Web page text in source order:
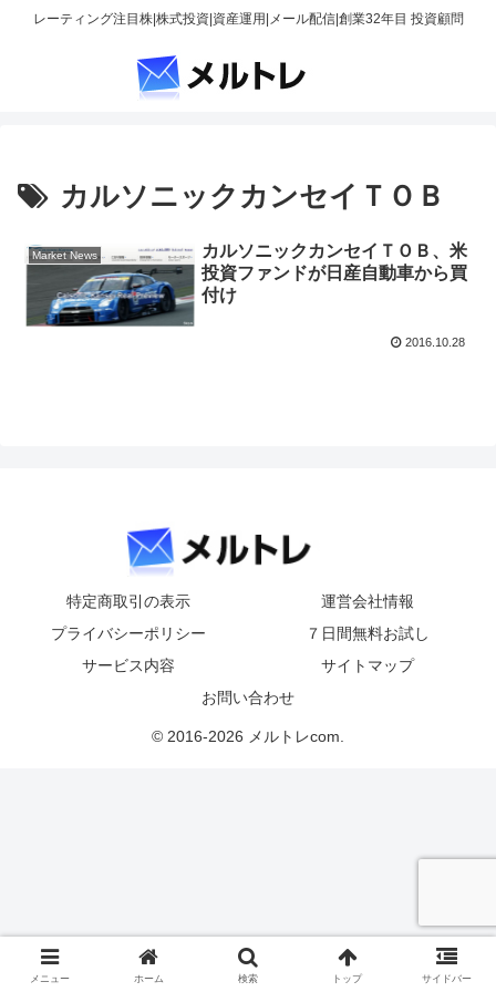
レーティング注目株|株式投資|資産運用|メール配信|創業32年目 投資顧問
カルソニックカンセイＴＯＢ
Market News
カルソニックカンセイＴＯＢ、米
投資ファンドが日産自動車から買
付け
2016.10.28
特定商取引の表示
運営会社情報
プライバシーポリシー
７日間無料お試し
サービス内容
サイトマップ
お問い合わせ
© 2016-2026 メルトレcom.
メニュー ホーム 検索 トップ サイドバー